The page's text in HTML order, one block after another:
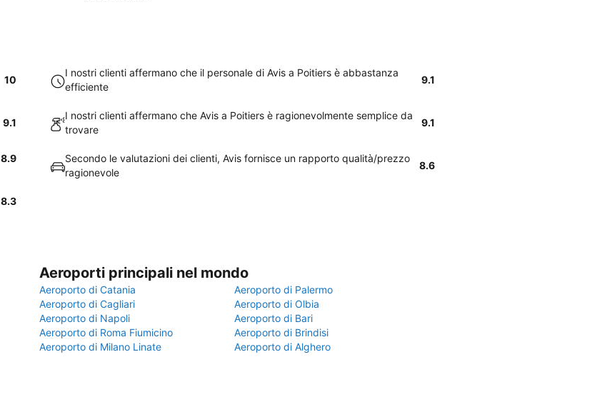
10
I nostri clienti affermano che il personale di Avis a Poitiers è abbastanza
efficiente
9.1
9.1
I nostri clienti affermano che Avis a Poitiers è ragionevolmente semplice da
trovare
9.1
8.9
Secondo le valutazioni dei clienti, Avis fornisce un rapporto qualità/prezzo
ragionevole
8.6
8.3
Aeroporti principali nel mondo
Aeroporto di Catania
Aeroporto di Palermo
Aeroporto di Cagliari
Aeroporto di Olbia
Aeroporto di Napoli
Aeroporto di Bari
Aeroporto di Roma Fiumicino
Aeroporto di Brindisi
Aeroporto di Milano Linate
Aeroporto di Alghero